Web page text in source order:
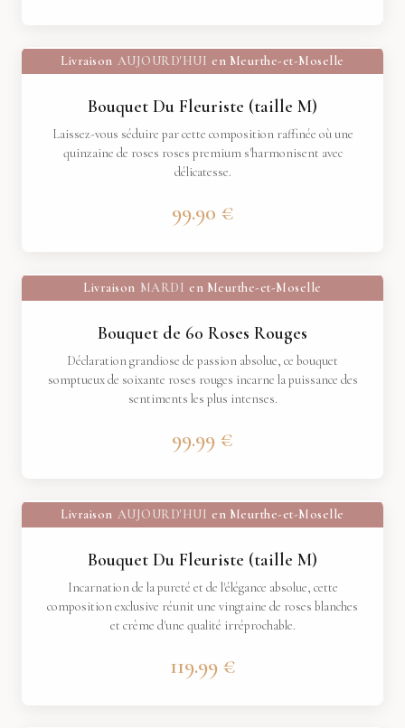
Livraison AUJOURD'HUI en Meurthe-et-Moselle
Bouquet Du Fleuriste (taille M)
Laissez-vous séduire par cette composition raffinée où une
quinzaine de roses roses premium s'harmonisent avec
délicatesse.
99.90 €
Livraison MARDI en Meurthe-et-Moselle
Bouquet de 60 Roses Rouges
Déclaration grandiose de passion absolue, ce bouquet
somptueux de soixante roses rouges incarne la puissance des
sentiments les plus intenses.
99.99 €
Livraison AUJOURD'HUI en Meurthe-et-Moselle
Bouquet Du Fleuriste (taille M)
Incarnation de la pureté et de l'élégance absolue, cette
composition exclusive réunit une vingtaine de roses blanches
et crème d'une qualité irréprochable.
119.99 €